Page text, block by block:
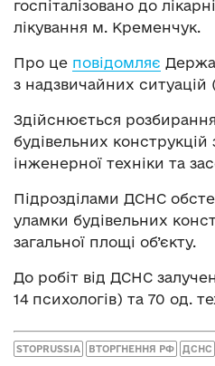
госпіталізовано до
лікування м. Кременчук.
Про це повідомляє
з надзвичайних
Здійснюється
будівельних
інженерної техніки та
Підрозділами ДСНС
уламки будівельних
загальної площі об’єкту.
До робіт від ДСНС
14 психологів) та 70 од.
STOPRUSSIA ВТОРГНЕННЯ РФ ДСНС